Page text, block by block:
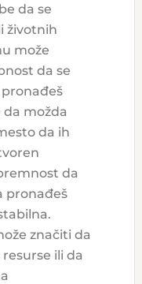
da se
životnih
može
da se
da možda
da ih
da
pronađeš
značiti da
ili da